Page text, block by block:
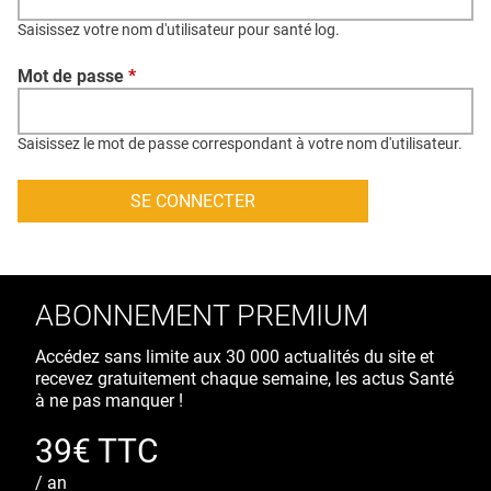
CONTACT
CRÉDITS
Saisissez votre nom d'utilisateur pour santé log.
Mot de passe *
Saisissez le mot de passe correspondant à votre nom d'utilisateur.
ABONNEMENT PREMIUM
Accédez sans limite aux 30 000 actualités du site et
recevez gratuitement chaque semaine, les actus Santé
à ne pas manquer !
39€ TTC
/ an